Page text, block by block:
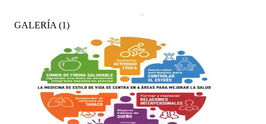
GALERÍA (1)